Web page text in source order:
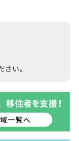
隊
い。